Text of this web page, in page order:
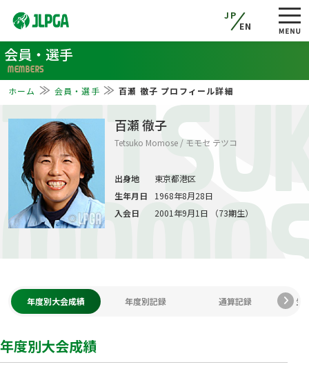
JP
EN
会員・選手
MEMBERS
ホーム 会員・選手 百瀬 徹子 プロフィール詳細
百瀬 徹子
Tetsuko Momose / モモセ テツコ
出身地
東京都港区
生年月日
1968年8月28日
入会日
2001年9月1日 （73期生）
年度別大会成績 年度別記録 通算記録 生
年度別大会成績